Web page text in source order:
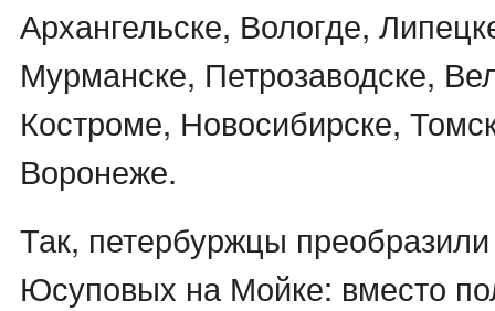
Архангельске, Вологде,
Мурманске, Петрозаводске,
Костроме, Новосибирске,
Воронеже.
Так, петербуржцы
Юсуповых на Мойке: вместо